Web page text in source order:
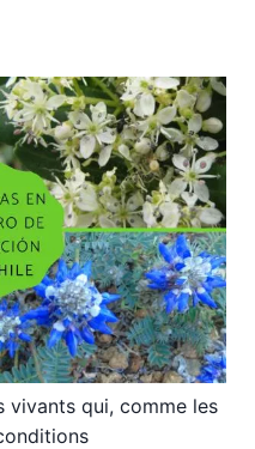
vivants qui, comme les